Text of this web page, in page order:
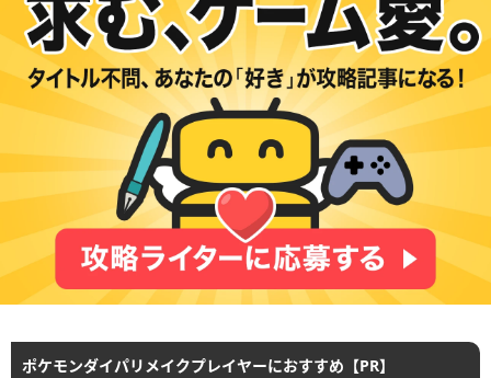
ポケモンダイパリメイクプレイヤーにおすすめ【PR】